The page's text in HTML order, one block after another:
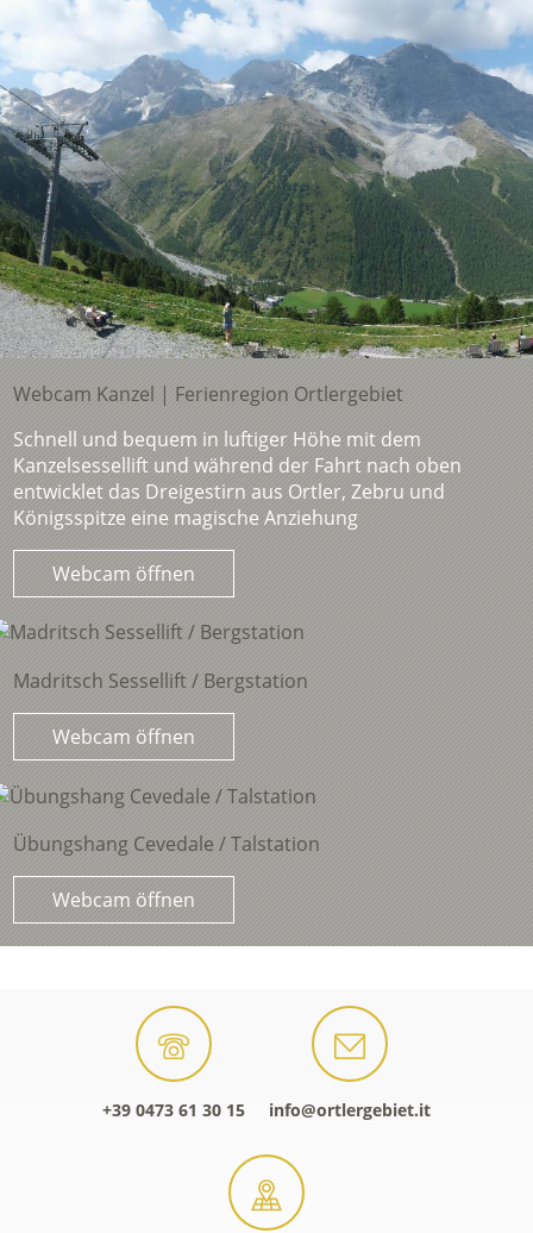
Webcam Kanzel | Ferienregion Ortlergebiet
Schnell und bequem in luftiger Höhe mit dem
Kanzelsessellift und während der Fahrt nach oben
entwicklet das Dreigestirn aus Ortler, Zebru und
Königsspitze eine magische Anziehung
Webcam öffnen
Madritsch Sessellift / Bergstation
Webcam öffnen
Übungshang Cevedale / Talstation
Webcam öffnen
+39 0473 61 30 15 info@ortlergebiet.it